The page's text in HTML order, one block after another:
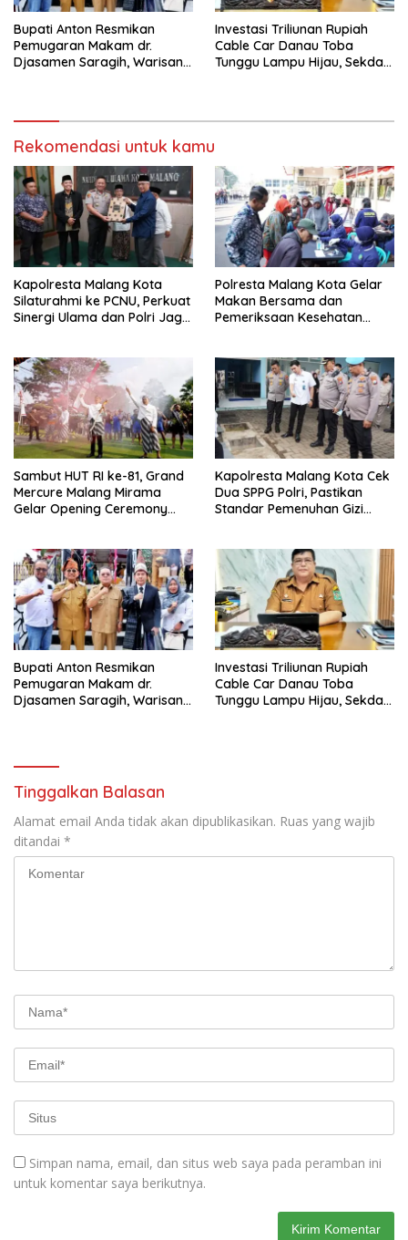
Bupati Anton Resmikan
Pemugaran Makam dr.
Djasamen Saragih, Warisan
Investasi Triliunan Rupiah
Cable Car Danau Toba
Tunggu Lampu Hijau, Sekda
Rekomendasi untuk kamu
Kapolresta Malang Kota
Silaturahmi ke PCNU, Perkuat
Sinergi Ulama dan Polri Jaga
Polresta Malang Kota Gelar
Makan Bersama dan
Pemeriksaan Kesehatan
Sambut HUT RI ke-81, Grand
Mercure Malang Mirama
Gelar Opening Ceremony
Kapolresta Malang Kota Cek
Dua SPPG Polri, Pastikan
Standar Pemenuhan Gizi
Bupati Anton Resmikan
Pemugaran Makam dr.
Djasamen Saragih, Warisan
Investasi Triliunan Rupiah
Cable Car Danau Toba
Tunggu Lampu Hijau, Sekda
Tinggalkan Balasan
Alamat email Anda tidak akan dipublikasikan. Ruas yang wajib
ditandai *
Simpan nama, email, dan situs web saya pada peramban ini
untuk komentar saya berikutnya.